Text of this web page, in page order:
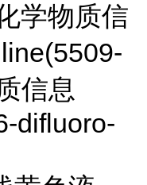
学物质信
信息
difluoro-